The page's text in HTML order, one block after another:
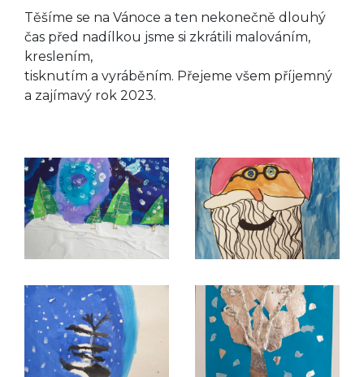
Těšíme se na Vánoce a ten nekonečně dlouhý
čas před nadílkou jsme si zkrátili malováním,
kreslením,
tisknutím a vyráběním. Přejeme všem příjemný
a zajímavý rok 2023.